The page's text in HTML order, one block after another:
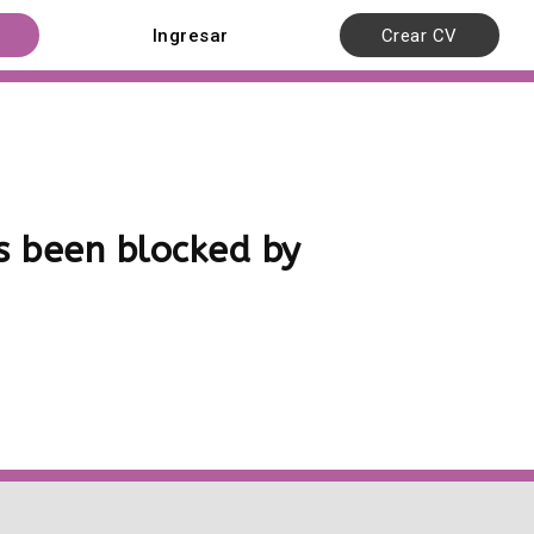
Ingresar Crear CV
been blocked by